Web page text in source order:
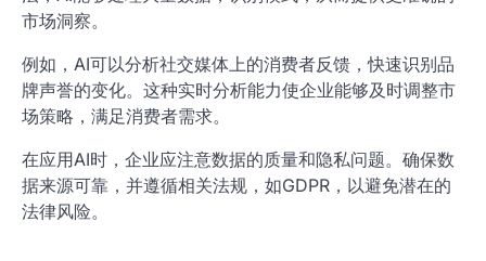
市场洞察。
例如，AI可以分析社交媒体上的消费者反馈，快速识别品
牌声誉的变化。这种实时分析能力使企业能够及时调整市
场策略，满足消费者需求。
在应用AI时，企业应注意数据的质量和隐私问题。确保数
据来源可靠，并遵循相关法规，如GDPR，以避免潜在的
法律风险。